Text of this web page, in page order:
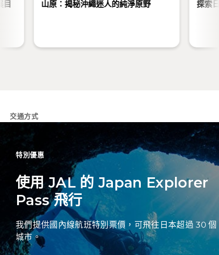
目 山原：揭秘沖繩迷人的純淨原野 探索
交通方式
特別優惠
使用 JAL 的 Japan Explorer
Pass 飛行
我們提供國內線航班特別票價，可飛往日本超過 30 個
城市。